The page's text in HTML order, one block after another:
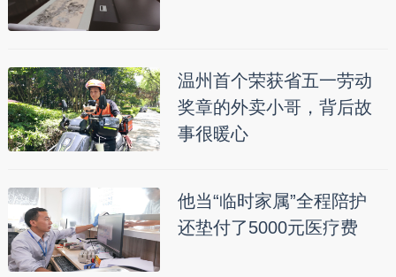
温州首个荣获省五一劳动
奖章的外卖小哥，背后故
事很暖心
他当“临时家属”全程陪护
还垫付了5000元医疗费